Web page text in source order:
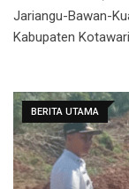
Jariangu-Bawan-
Kabupaten
BERITA UTAMA